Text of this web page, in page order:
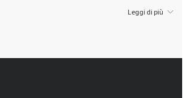
Leggi di più